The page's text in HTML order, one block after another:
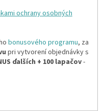
ochrany osobných
bonusového programu, za
pri vytvorení objednávky s
ďalších + 100 lapačov-